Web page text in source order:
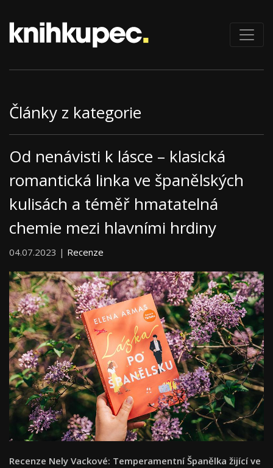
Články z kategorie
Od nenávisti k lásce – klasická
romantická linka ve španělských
kulisách a téměř hmatatelná
chemie mezi hlavními hrdiny
04.07.2023 | Recenze
Recenze Nely Vackové: Temperamentní Španělka žijící ve